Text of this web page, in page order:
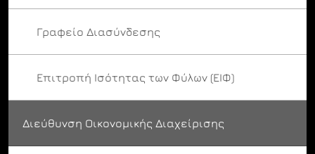
Γραφείο Διασύνδεσης
Επιτροπή Ισότητας των Φύλων (ΕΙΦ)
Διεύθυνση Οικονομικής Διαχείρισης